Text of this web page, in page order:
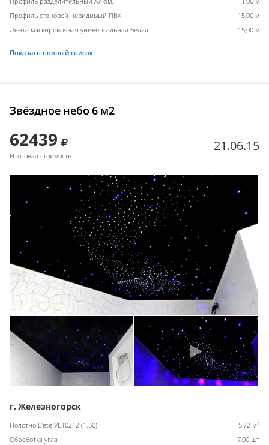
Профиль стеновой невидимый ПВХ
15,00 м
Лента маскировочная универсальная белая
15,00 м
Показать полный список
Звёздное небо 6 м2
62439
Итоговая стоимость
21.06.15
г. Железногорск
Полотно L'ete VE10212 (1.50) 5,72 м2
Обработка угла
7,00 шт